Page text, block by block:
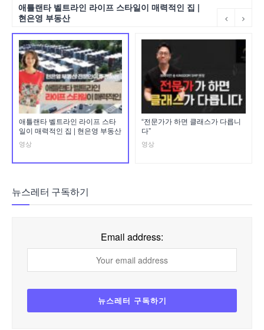
애틀랜타 벨트라인 라이프 스타일이 매력적인 집 |
현은영 부동산
애틀랜타 벨트라인 라이프 스타
일이 매력적인 집 | 현은영 부동산
영상
“전문가가 하면 클래스가 다릅니
다”
영상
뉴스레터 구독하기
Email address: